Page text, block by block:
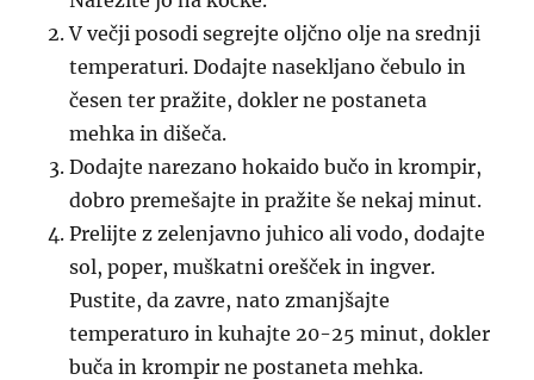
V večji posodi segrejte oljčno olje na srednji
temperaturi. Dodajte nasekljano čebulo in
česen ter pražite, dokler ne postaneta
mehka in dišeča.
Dodajte narezano hokaido bučo in krompir,
dobro premešajte in pražite še nekaj minut.
Prelijte z zelenjavno juhico ali vodo, dodajte
sol, poper, muškatni orešček in ingver.
Pustite, da zavre, nato zmanjšajte
temperaturo in kuhajte 20-25 minut, dokler
buča in krompir ne postaneta mehka.